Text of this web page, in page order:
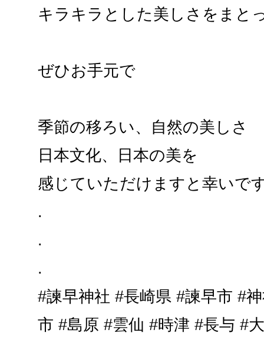
キラキラとした美しさをまと
ぜひお手元で
季節の移ろい、自然の美しさ
日本文化、日本の美を
感じていただけますと幸いで
.
.
.
#諫早神社 #長崎県 #諫早市 #
市 #島原 #雲仙 #時津 #長与 #